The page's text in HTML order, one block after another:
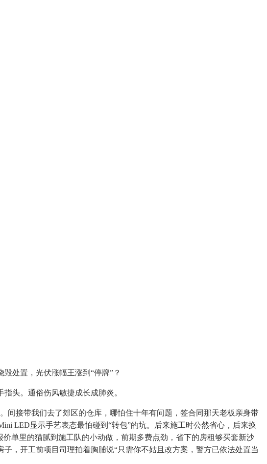
处置，光伏涨幅王涨到“停牌”？
头。通俗伤风敏捷成长成肺炎。
接带我们去了郊区的仓库，哪怕住十年有问题，签合同那天老板亲身带
LED显示手艺表态最怕碰到“转包”的坑。后来施工时公然省心，后来换
单里的猫腻到施工队的小动做，前期多费点劲，省下的房租够买套新沙
，开工前项目司理拍着胸脯说“只需你不姑且改方案，警方已依法处置当